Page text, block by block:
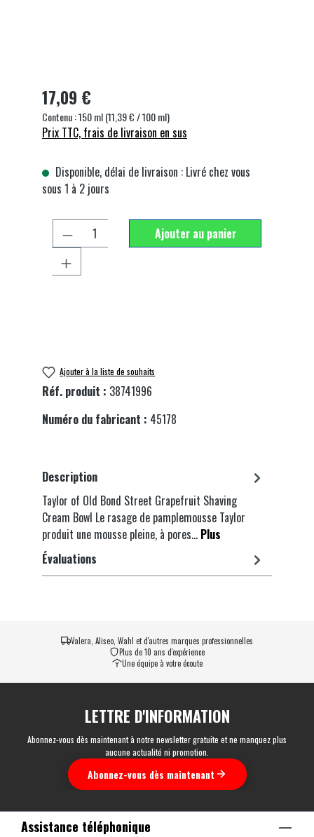
17,09 €
Contenu :150 ml(11,39 € / 100 ml)
Prix TTC, frais de livraison en sus
Disponible, délai de livraison : Livré chez vous
sous 1 à 2 jours
Quantité de produit : Entrez la quantité
Ajouter au panier
Ajouter à la liste de souhaits
Réf. produit : 38741996
Numéro du fabricant : 45178
Description
Taylor of Old Bond Street Grapefruit Shaving
Cream Bowl Le rasage de pamplemousse Taylor
produit une mousse pleine, à pores… Plus
Évaluations
Valera, Aliseo, Wahl et d'autres marques professionnelles
Plus de 10 ans d'expérience
Une équipe à votre écoute
LETTRE D'INFORMATION
Abonnez-vous dès maintenant à notre newsletter gratuite et ne manquez plus
aucune actualité ni promotion.
Abonnez-vous dès maintenant
Assistance téléphonique